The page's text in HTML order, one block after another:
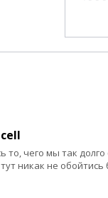
то, чего мы так
никак не